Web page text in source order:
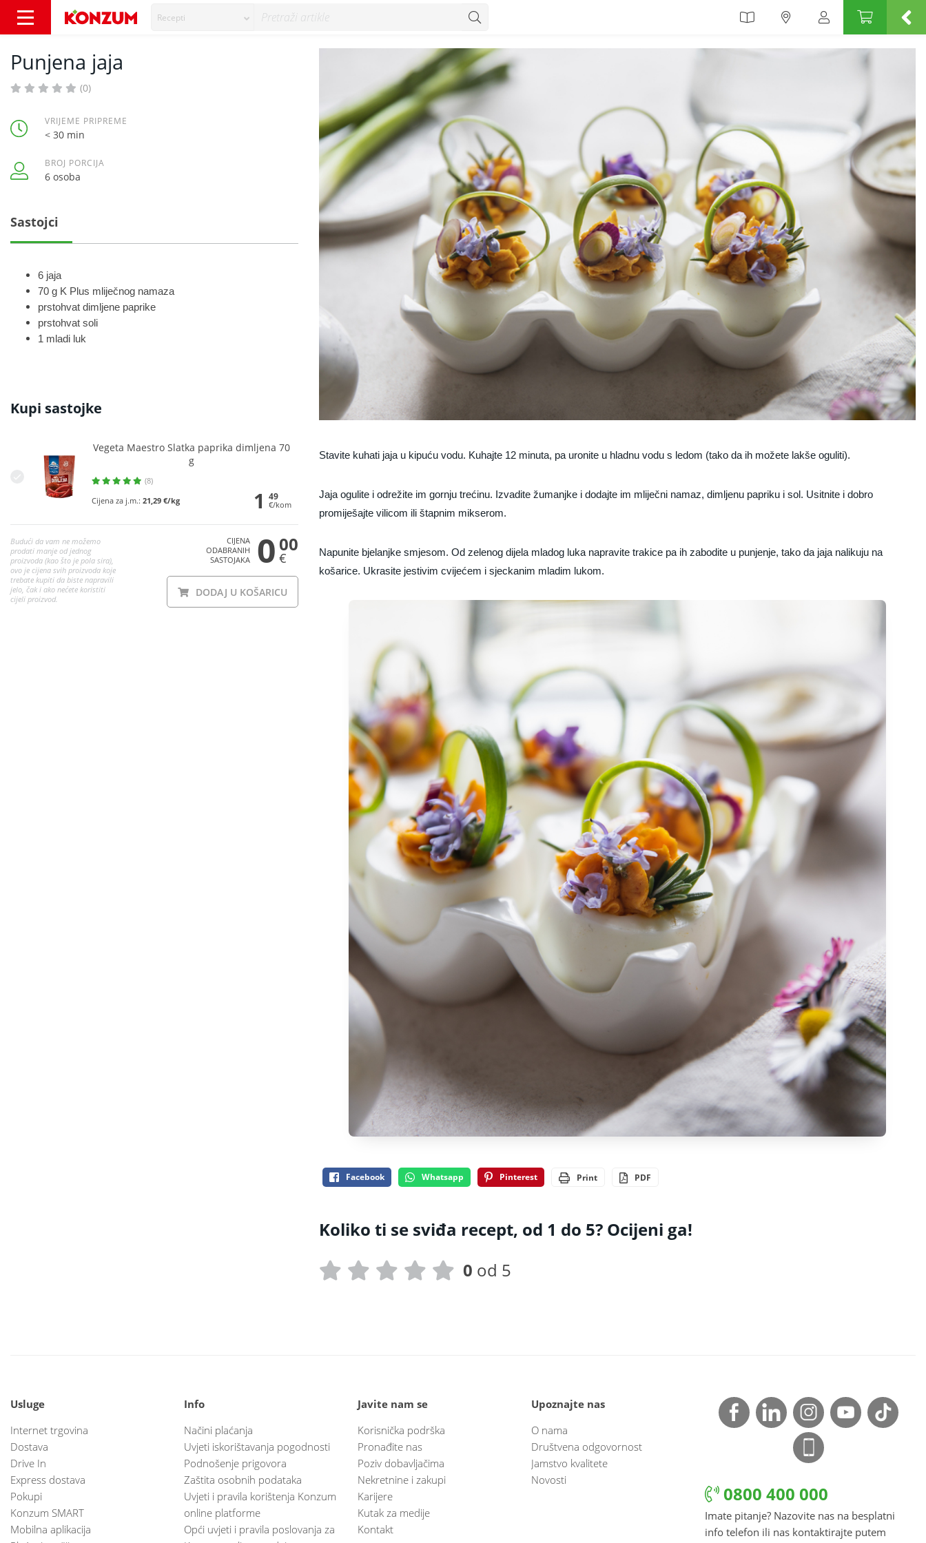
Recepti
Punjena jaja
(0)
VRIJEME PRIPREME
< 30 min
BROJ PORCIJA
6 osoba
Sastojci
6 jaja
70 g K Plus mliječnog namaza
prstohvat dimljene paprike
prstohvat soli
1 mladi luk
Kupi sastojke
Vegeta Maestro Slatka paprika dimljena 70
g
(8)
Cijena za j.m.: 21,29 €/kg 1 49
€/kom
Budući da vam ne možemo
prodati manje od jednog
proizvoda (kao što je pola sira),
ovo je cijena svih proizvoda koje
trebate kupiti da biste napravili
jelo, čak i ako nećete koristiti
cijeli proizvod.
CIJENA
ODABRANIH
SASTOJAKA
0 00
€
DODAJ U KOŠARICU
Stavite kuhati jaja u kipuću vodu. Kuhajte 12 minuta, pa uronite u hladnu vodu s ledom (tako da ih možete lakše oguliti).
Jaja ogulite i odrežite im gornju trećinu. Izvadite žumanjke i dodajte im mliječni namaz, dimljenu papriku i sol. Usitnite i dobro
promiješajte vilicom ili štapnim mikserom.
Napunite bjelanjke smjesom. Od zelenog dijela mladog luka napravite trakice pa ih zabodite u punjenje, tako da jaja nalikuju na
košarice. Ukrasite jestivim cvijećem i sjeckanim mladim lukom.
Facebook Whatsapp Pinterest Print PDF
Koliko ti se sviđa recept, od 1 do 5? Ocijeni ga!
0 od 5
Usluge
Internet trgovina
Dostava
Drive In
Express dostava
Pokupi
Konzum SMART
Mobilna aplikacija
Info
Načini plaćanja
Uvjeti iskorištavanja pogodnosti
Podnošenje prigovora
Zaštita osobnih podataka
Uvjeti i pravila korištenja Konzum
online platforme
Opći uvjeti i pravila poslovanja za
Javite nam se
Korisnička podrška
Pronađite nas
Poziv dobavljačima
Nekretnine i zakupi
Karijere
Kutak za medije
Kontakt
Upoznajte nas
O nama
Društvena odgovornost
Jamstvo kvalitete
Novosti
0800 400 000
Imate pitanje? Nazovite nas na besplatni
info telefon ili nas kontaktirajte putem